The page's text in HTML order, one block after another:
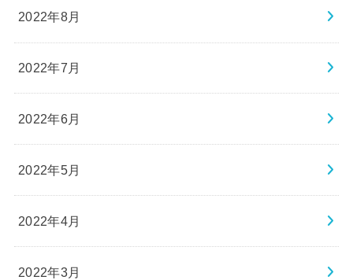
2022年8月
2022年7月
2022年6月
2022年5月
2022年4月
2022年3月